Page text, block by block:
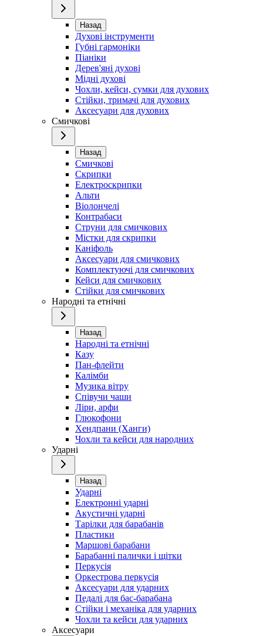
Назад
Духові інструменти
Губні гармоніки
Піаніки
Дерев'яні духові
Мідні духові
Чохли, кейси, сумки для духових
Стійки, тримачі для духових
Аксесуари для духових
Смичкові
Назад
Смичкові
Скрипки
Електроскрипки
Альти
Віолончелі
Контрабаси
Струни для смичкових
Містки для скрипки
Каніфоль
Аксесуари для смичкових
Комплектуючі для смичкових
Кейси для смичкових
Стійки для смичкових
Народні та етнічні
Назад
Народні та етнічні
Казу
Пан-флейти
Калімби
Музика вітру
Співучи чаши
Ліри, арфи
Глюкофони
Хендпани (Ханги)
Чохли та кейси для народних
Ударні
Назад
Ударні
Електронні ударні
Акустичні ударні
Тарілки для барабанів
Пластики
Маршові барабани
Барабанні палички і щітки
Перкусія
Оркестрова перкусія
Аксесуари для ударних
Педалі для бас-барабана
Стійки і механіка для ударних
Чохли та кейси для ударних
Аксесуари